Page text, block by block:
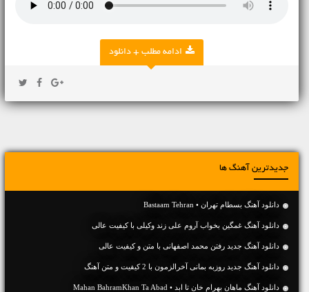
ادامه مطلب + دانلود
جدیدترین آهنگ ها
دانلود آهنگ بسطام تهران • Bastaam Tehran
دانلود آهنگ غمگین بخواب آروم علی زند وکیلی با کیفیت عالی
دانلود آهنگ جديد رفتن محمد اصفهانی با متن و کیفیت عالی
دانلود آهنگ جديد روزبه بمانی آخرالزمون با 2 کیفیت و متن آهنگ
دانلود آهنگ ماهان بهرام خان تا ابد • Mahan BahramKhan Ta Abad